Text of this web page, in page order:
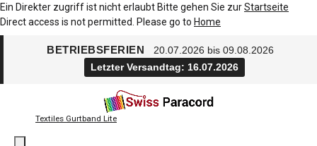
Ein Direkter zugriff ist nicht erlaubt Bitte gehen Sie zurStartseite
Direct access is not permitted. Please go to Home
BETRIEBSFERIEN
20.07.2026 bis 09.08.2026
Letzter Versandtag: 16.07.2026
Textiles Gurtband Lite